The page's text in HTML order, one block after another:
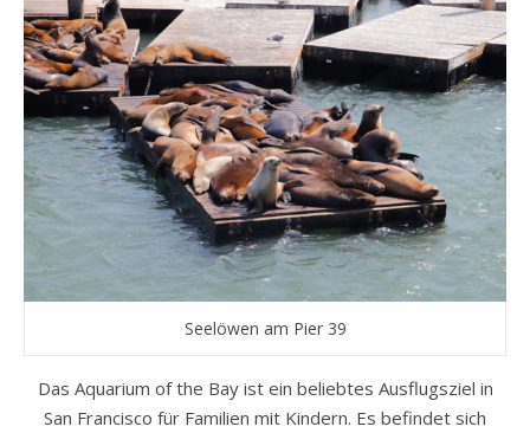
Seelöwen am Pier 39
Das Aquarium of the Bay ist ein beliebtes Ausflugsziel in
San Francisco für Familien mit Kindern. Es befindet sich